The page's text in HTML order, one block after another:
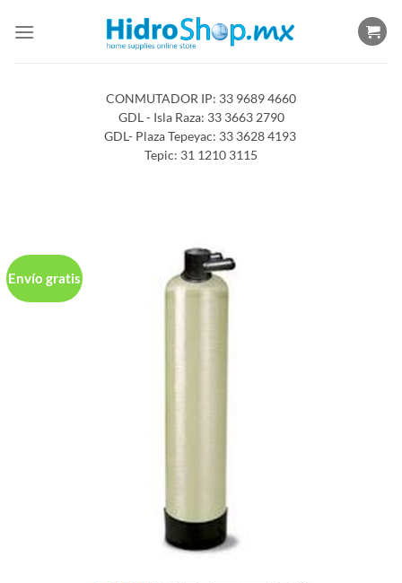
CONMUTADOR IP: 33 9689 4660
GDL - Isla Raza: 33 3663 2790
GDL- Plaza Tepeyac: 33 3628 4193
Tepic: 31 1210 3115
Envío gratis